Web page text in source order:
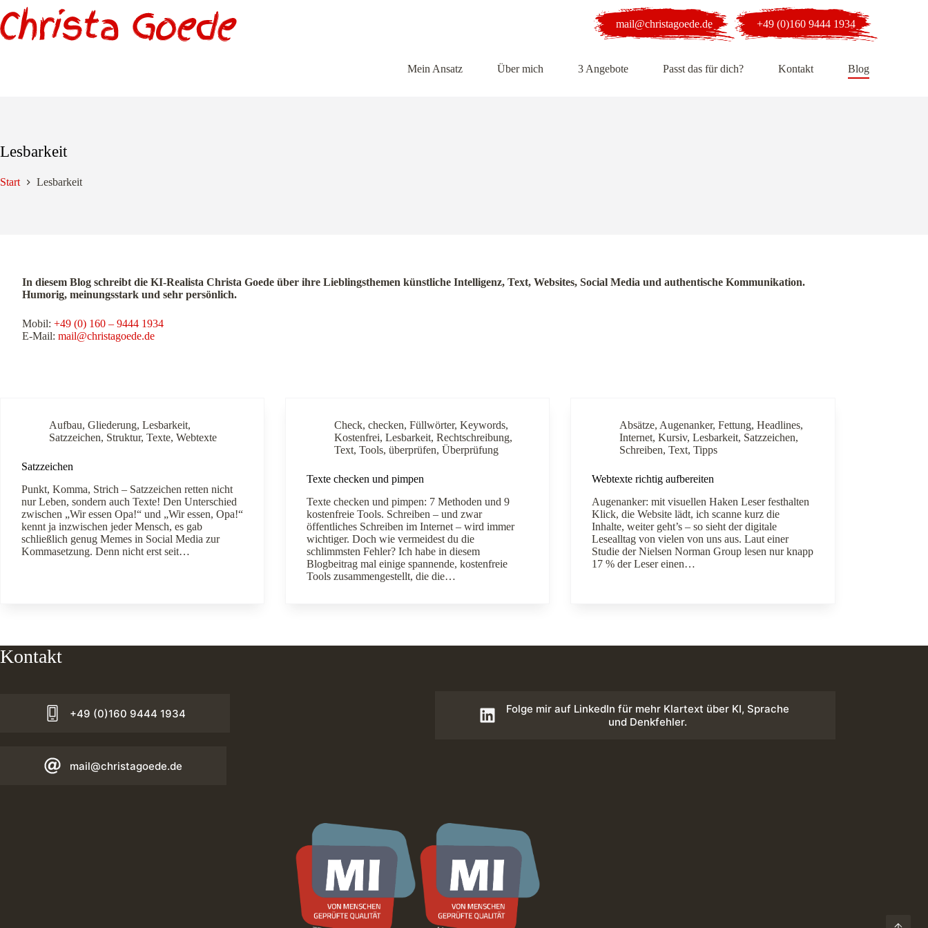
Inhalt
springen
mail@christagoede.de +49 (0)160 9444 1934
Mein Ansatz Über mich 3 Angebote Passt das für dich? Kontakt Blog
Lesbarkeit
Start Lesbarkeit
In diesem Blog schreibt die KI-Realista Christa Goede über ihre Lieblingsthemen künstliche Intelligenz, Text, Websites, Social Media und authentische Kommunikation.
Humorig, meinungsstark und sehr persönlich.
Mobil: +49 (0) 160 – 9444 1934
E-Mail: mail@christagoede.de
Aufbau, Gliederung, Lesbarkeit,
Satzzeichen, Struktur, Texte, Webtexte
Satzzeichen
Punkt, Komma, Strich – Satzzeichen retten nicht
nur Leben, sondern auch Texte! Den Unterschied
zwischen „Wir essen Opa!“ und „Wir essen, Opa!“
kennt ja inzwischen jeder Mensch, es gab
schließlich genug Memes in Social Media zur
Kommasetzung. Denn nicht erst seit…
Check,checken,Füllwörter,Keywords,
Kostenfrei,Lesbarkeit,Rechtschreibung,
Text,Tools,überprüfen,Überprüfung
Texte checken und pimpen
Texte checken und pimpen: 7 Methoden und 9
kostenfreie Tools. Schreiben – und zwar
öffentliches Schreiben im Internet – wird immer
wichtiger. Doch wie vermeidest du die
schlimmsten Fehler? Ich habe in diesem
Blogbeitrag mal einige spannende, kostenfreie
Tools zusammengestellt, die die…
Absätze, Augenanker,Fettung,Headlines,
Internet,Kursiv,Lesbarkeit, Satzzeichen,
Schreiben,Text,Tipps
Webtexte richtig aufbereiten
Augenanker: mit visuellen Haken Leser festhalten
Klick, die Website lädt, ich scanne kurz die
Inhalte, weiter geht’s – so sieht der digitale
Lesealltag von vielen von uns aus. Laut einer
Studie der Nielsen Norman Group lesen nur knapp
17 % der Leser einen…
Kontakt
+49 (0)160 9444 1934
mail@christagoede.de
Folge mir auf LinkedIn für mehr Klartext über KI, Sprache
und Denkfehler.